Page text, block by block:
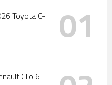
2026 Türkiye Ralli
Toyota C-
01
Clio 6